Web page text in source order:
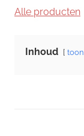
Alle producten
Inhoud toon